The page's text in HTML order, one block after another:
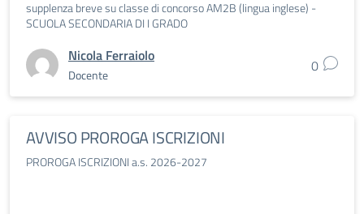
supplenza breve su classe di concorso AM2B (lingua inglese) -
SCUOLA SECONDARIA DI I GRADO
Nicola Ferraiolo
Docente 0
AVVISO PROROGA ISCRIZIONI
PROROGA ISCRIZIONI a.s. 2026-2027